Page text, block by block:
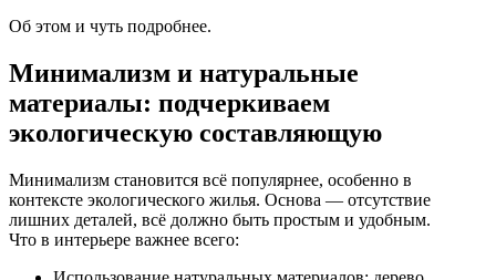
Об этом и чуть подробнее.
Минимализм и натуральные
материалы: подчеркиваем
экологическую составляющую
Минимализм становится всё популярнее, особенно в
контексте экологического жилья. Основа — отсутствие
лишних деталей, всё должно быть простым и удобным.
Что в интерьере важнее всего: